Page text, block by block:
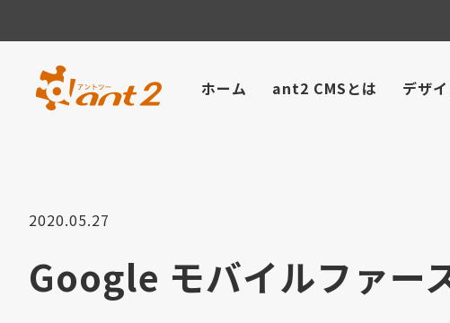
ホーム ant2 CMSとは デザ
2020.05.27
Google モバイルファー